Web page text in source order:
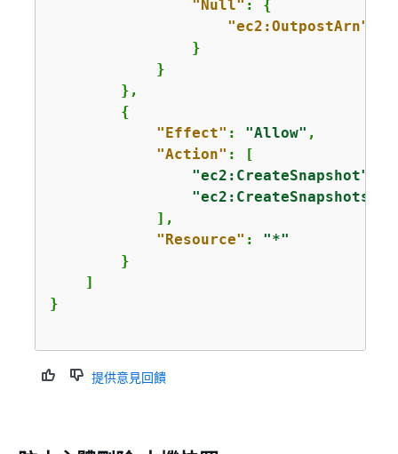
"Null" : {
"ec2:OutpostArn"
                }
            }
        },
{
"Effect" : "Allow" ,
"Action" : [
"ec2:CreateSnapshot"
"ec2:CreateSnapshots"
            ],
"Resource" : "*"
        }
    ]
提供意見回饋